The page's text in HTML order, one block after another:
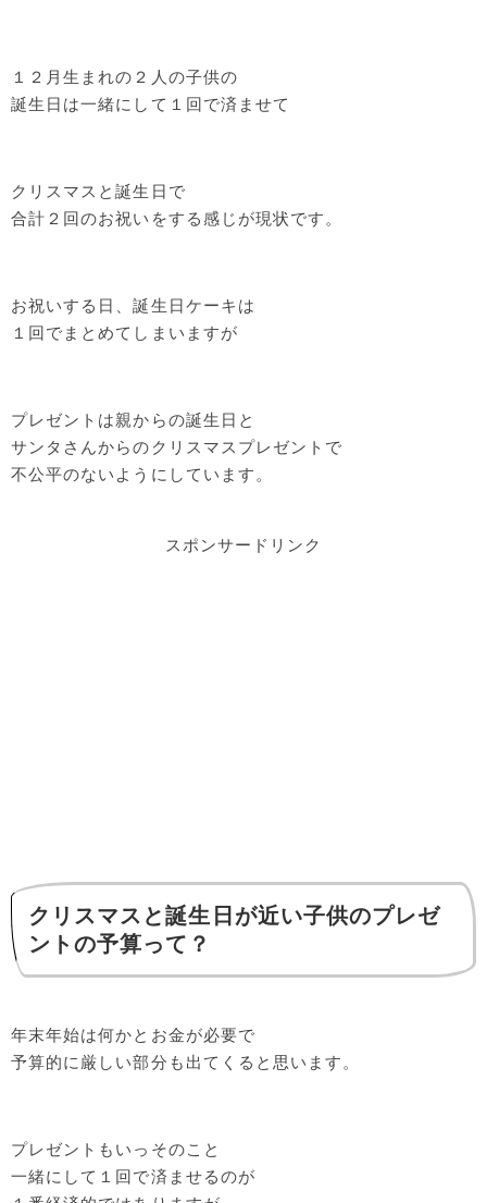
１２月生まれの２人の子供の
誕生日は一緒にして１回で済ませて
クリスマスと誕生日で
合計２回のお祝いをする感じが現状です。
お祝いする日、誕生日ケーキは
１回でまとめてしまいますが
プレゼントは親からの誕生日と
サンタさんからのクリスマスプレゼントで
不公平のないようにしています。
スポンサードリンク
クリスマスと誕生日が近い子供のプレゼ
ントの予算って？
年末年始は何かとお金が必要で
予算的に厳しい部分も出てくると思います。
プレゼントもいっそのこと
一緒にして１回で済ませるのが